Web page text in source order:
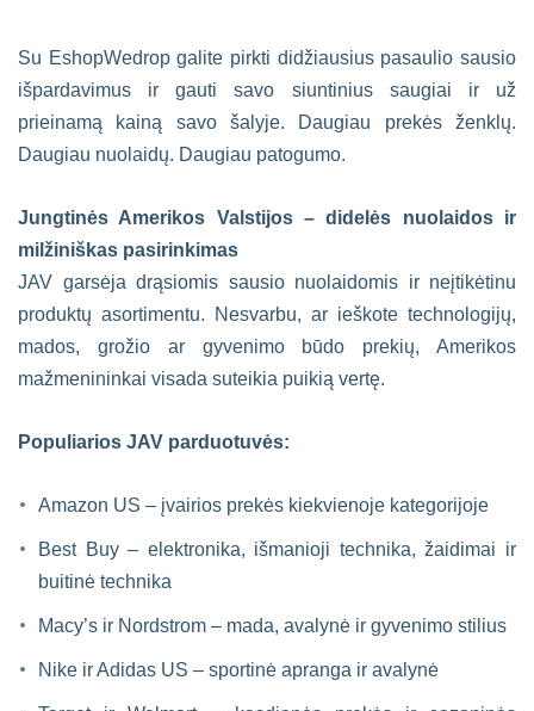
Su EshopWedrop galite pirkti didžiausius pasaulio sausio
išpardavimus ir gauti savo siuntinius saugiai ir už
prieinamą kainą savo šalyje. Daugiau prekės ženklų.
Daugiau nuolaidų. Daugiau patogumo.
Jungtinės Amerikos Valstijos – didelės nuolaidos ir
milžiniškas pasirinkimas
JAV garsėja drąsiomis sausio nuolaidomis ir neįtikėtinu
produktų asortimentu. Nesvarbu, ar ieškote technologijų,
mados, grožio ar gyvenimo būdo prekių, Amerikos
mažmenininkai visada suteikia puikią vertę.
Populiarios JAV parduotuvės:
Amazon US – įvairios prekės kiekvienoje kategorijoje
Best Buy – elektronika, išmanioji technika, žaidimai ir
buitinė technika
Macy’s ir Nordstrom – mada, avalynė ir gyvenimo stilius
Nike ir Adidas US – sportinė apranga ir avalynė